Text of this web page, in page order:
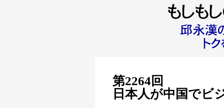
第2264回
日本人が中国でビ